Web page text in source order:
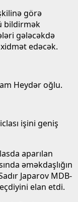
görə
bildirmək
gələcəkdə
edəcək.
Heydər oğlu.
işini geniş
aparılan
əməkdaşlığın
Japarov MDB-
elan etdi.